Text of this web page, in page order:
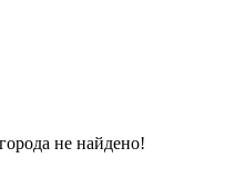
не найдено!